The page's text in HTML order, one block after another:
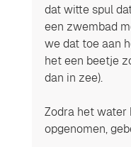
dat witte spul
een zwembad
we dat toe aan
het een beetje
dan in zee).
Zodra het
opgenomen,